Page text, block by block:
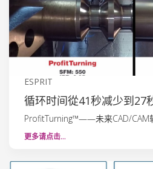
ESPRIT
循环时间從41秒减少到27
ProfitTurning™——未来CAD/CAM
更多请点击…